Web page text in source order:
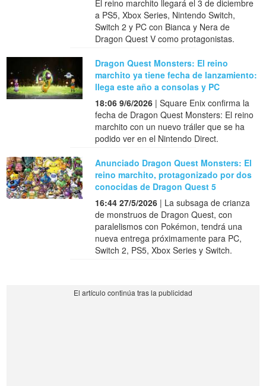
El reino marchito llegará el 3 de diciembre
a PS5, Xbox Series, Nintendo Switch,
Switch 2 y PC con Bianca y Nera de
Dragon Quest V como protagonistas.
Dragon Quest Monsters: El reino
marchito ya tiene fecha de lanzamiento:
llega este año a consolas y PC
18:06 9/6/2026 | Square Enix confirma la
fecha de Dragon Quest Monsters: El reino
marchito con un nuevo tráiler que se ha
podido ver en el Nintendo Direct.
Anunciado Dragon Quest Monsters: El
reino marchito, protagonizado por dos
conocidas de Dragon Quest 5
16:44 27/5/2026 | La subsaga de crianza
de monstruos de Dragon Quest, con
paralelismos con Pokémon, tendrá una
nueva entrega próximamente para PC,
Switch 2, PS5, Xbox Series y Switch.